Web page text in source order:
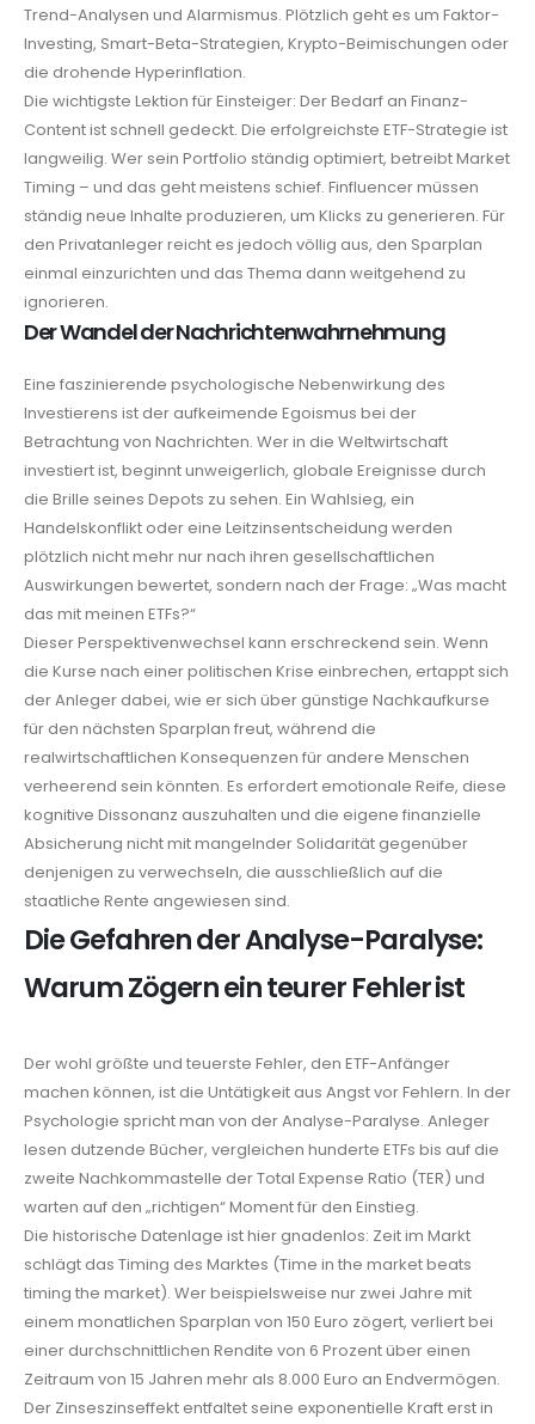
Trend-Analysen und Alarmismus. Plötzlich geht es um Faktor-
Investing, Smart-Beta-Strategien, Krypto-Beimischungen oder
die drohende Hyperinflation.
Die wichtigste Lektion für Einsteiger: Der Bedarf an Finanz-
Content ist schnell gedeckt. Die erfolgreichste ETF-Strategie ist
langweilig. Wer sein Portfolio ständig optimiert, betreibt Market
Timing – und das geht meistens schief. Finfluencer müssen
ständig neue Inhalte produzieren, um Klicks zu generieren. Für
den Privatanleger reicht es jedoch völlig aus, den Sparplan
einmal einzurichten und das Thema dann weitgehend zu
ignorieren.
Der Wandel der Nachrichtenwahrnehmung
Eine faszinierende psychologische Nebenwirkung des
Investierens ist der aufkeimende Egoismus bei der
Betrachtung von Nachrichten. Wer in die Weltwirtschaft
investiert ist, beginnt unweigerlich, globale Ereignisse durch
die Brille seines Depots zu sehen. Ein Wahlsieg, ein
Handelskonflikt oder eine Leitzinsentscheidung werden
plötzlich nicht mehr nur nach ihren gesellschaftlichen
Auswirkungen bewertet, sondern nach der Frage: „Was macht
das mit meinen ETFs?“
Dieser Perspektivenwechsel kann erschreckend sein. Wenn
die Kurse nach einer politischen Krise einbrechen, ertappt sich
der Anleger dabei, wie er sich über günstige Nachkaufkurse
für den nächsten Sparplan freut, während die
realwirtschaftlichen Konsequenzen für andere Menschen
verheerend sein könnten. Es erfordert emotionale Reife, diese
kognitive Dissonanz auszuhalten und die eigene finanzielle
Absicherung nicht mit mangelnder Solidarität gegenüber
denjenigen zu verwechseln, die ausschließlich auf die
staatliche Rente angewiesen sind.
Die Gefahren der Analyse-Paralyse:
Warum Zögern ein teurer Fehler ist
Der wohl größte und teuerste Fehler, den ETF-Anfänger
machen können, ist die Untätigkeit aus Angst vor Fehlern. In der
Psychologie spricht man von der Analyse-Paralyse. Anleger
lesen dutzende Bücher, vergleichen hunderte ETFs bis auf die
zweite Nachkommastelle der Total Expense Ratio (TER) und
warten auf den „richtigen“ Moment für den Einstieg.
Die historische Datenlage ist hier gnadenlos: Zeit im Markt
schlägt das Timing des Marktes (Time in the market beats
timing the market). Wer beispielsweise nur zwei Jahre mit
einem monatlichen Sparplan von 150 Euro zögert, verliert bei
einer durchschnittlichen Rendite von 6 Prozent über einen
Zeitraum von 15 Jahren mehr als 8.000 Euro an Endvermögen.
Der Zinseszinseffekt entfaltet seine exponentielle Kraft erst in